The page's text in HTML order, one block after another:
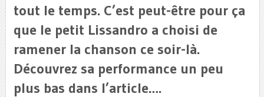
tout le temps. C’est peut-être pour ça
que le petit Lissandro a choisi de
ramener la chanson ce soir-là.
Découvrez sa performance un peu
plus bas dans l’article….